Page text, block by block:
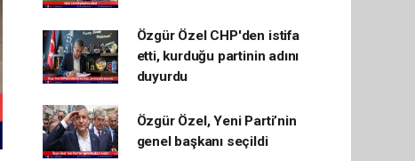
Özgür Özel CHP'den istifa
etti, kurduğu partinin adını
duyurdu
Özgür Özel, Yeni Parti’nin
genel başkanı seçildi